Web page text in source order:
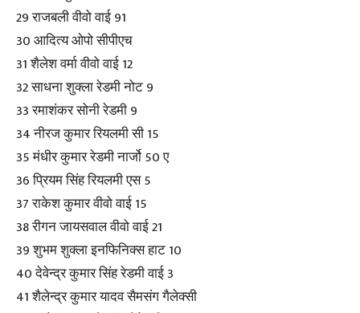
29 राजबली वीवो वाई 91
30 आदित्य ओपो सीपीएच
31 शैलेश वर्मा वीवो वाई 12
32 साधना शुक्ला रेडमी नोट 9
33 रमाशंकर सोनी रेडमी 9
34 नीरज कुमार रियलमी सी 15
35 मंधीर कुमार रेडमी नार्जो 50 ए
36 प्रियम सिंह रियलमी एस 5
37 राकेश कुमार वीवो वाई 15
38 रीगन जायसवाल वीवो वाई 21
39 शुभम शुक्ला इनफिनिक्स हाट 10
40 देवेन्द्र कुमार सिंह रेडमी वाई 3
41 शैलेन्द्र कुमार यादव सैमसंग गैलेक्सी